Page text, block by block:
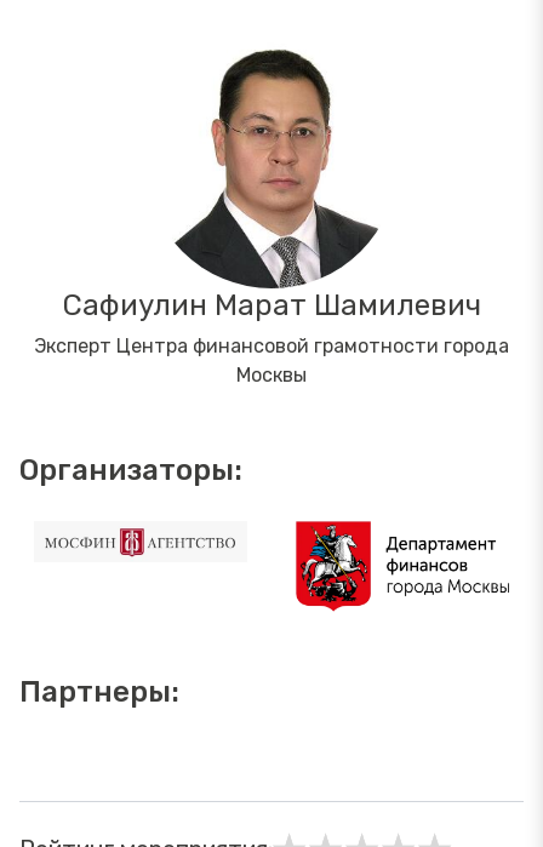
Сафиулин Марат Шамилевич
Эксперт Центра финансовой грамотности города
Москвы
Организаторы:
Партнеры: